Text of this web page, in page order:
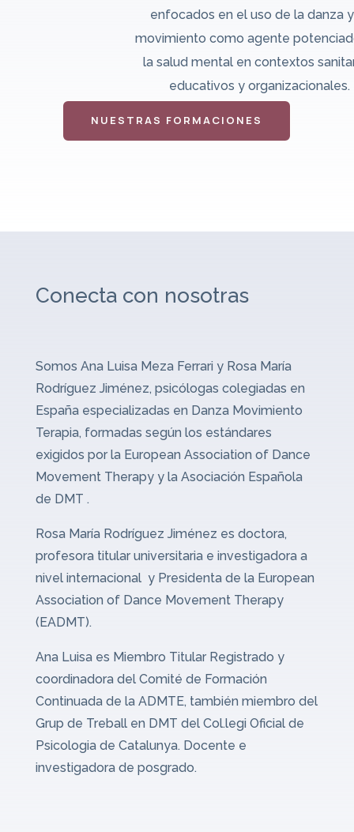
enfocados en el uso de la danza
movimiento como agente
la salud mental en contextos
educativos y organizacionales.
NUESTRAS FORMACIONES
Conecta con nosotras
Somos Ana Luisa Meza Ferrari y Rosa María
Rodríguez Jiménez, psicólogas colegiadas en
España especializadas en Danza Movimiento
Terapia, formadas según los estándares
exigidos por la European Association of Dance
Movement Therapy y la Asociación Española
de DMT .
Rosa María Rodríguez Jiménez es doctora,
profesora titular universitaria e investigadora a
nivel internacional y Presidenta de la European
Association of Dance Movement Therapy
(EADMT).
Ana Luisa es Miembro Titular Registrado y
coordinadora del Comité de Formación
Continuada de la ADMTE, también miembro del
Grup de Treball en DMT del Col.legi Oficial de
Psicologia de Catalunya. Docente e
investigadora de posgrado.